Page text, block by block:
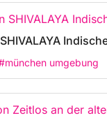
umgebung